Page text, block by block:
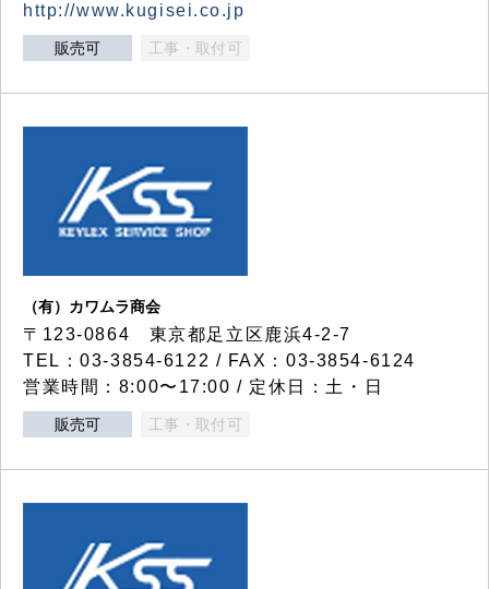
http://www.kugisei.co.jp
販売可 工事・取付可
（有）カワムラ商会
〒123-0864 東京都足立区鹿浜4-2-7
TEL：03-3854-6122 / FAX：03-3854-6124
営業時間：8:00〜17:00 / 定休日：土・日
販売可 工事・取付可